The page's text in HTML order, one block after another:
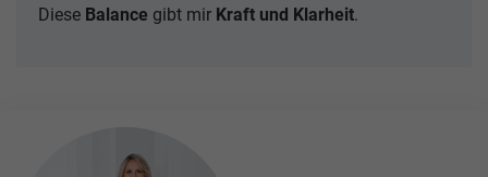
Diese Balance gibt mir Kraft und Klarheit.